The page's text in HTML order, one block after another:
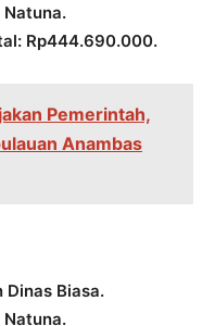
Natuna.
Rp444.690.000.
Pemerintah,
Anambas
Dinas Biasa.
Natuna.